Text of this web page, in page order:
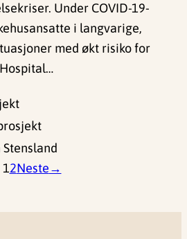
Under COVID-19-
i langvarige,
med økt risiko for
12Neste→